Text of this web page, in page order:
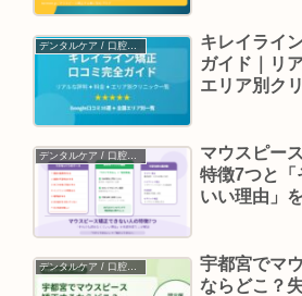
キレイライ
ガイド｜リ
エリア別ク
デンタルケア / 口腔ケア
マウスピー
特徴7つと「
いい理由」
デンタルケア / 口腔ケア
宇都宮でマ
ならどこ？